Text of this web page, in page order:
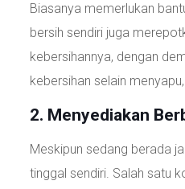
Biasanya memerlukan
bersih sendiri juga
kebersihannya, dengan
kebersihan selain
2. Menyediakan
Meskipun sedang berada
tinggal sendiri. Salah satu